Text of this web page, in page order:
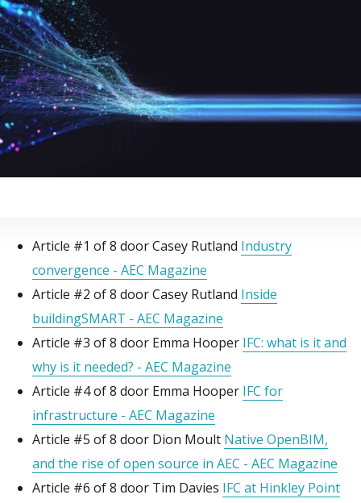
Article #1 of 8 door Casey Rutland Industry
convergence - AEC Magazine
Article #2 of 8 door Casey Rutland Inside
buildingSMART - AEC Magazine
Article #3 of 8 door Emma Hooper IFC: what is it and
why is it needed? - AEC Magazine
Article #4 of 8 door Emma Hooper IFC for
infrastructure - AEC Magazine
Article #5 of 8 door Dion Moult Native OpenBIM,
and the rise of open source in AEC - AEC Magazine
Article #6 of 8 door Tim Davies IFC at Hinkley Point